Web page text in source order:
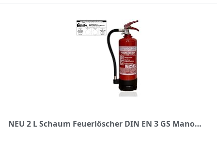
NEU 2 L Schaum Feuerlöscher DIN EN 3 GS Manometer Halterung (mit Prüfnachweis u. Jahresmarke)